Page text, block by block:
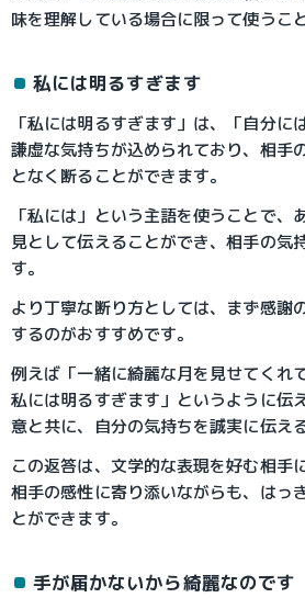
味を理解している場合に限って使うこ
私には明るすぎます
「私には明るすぎます」は、「自分に
謙虚な気持ちが込められており、相手
となく断ることができます。
「私には」という主語を使うことで、
見として伝えることができ、相手の気
す。
より丁寧な断り方としては、まず感謝
するのがおすすめです。
例えば「一緒に綺麗な月を見せてくれ
私には明るすぎます」というように伝
意と共に、自分の気持ちを誠実に伝え
この返答は、文学的な表現を好む相手
相手の感性に寄り添いながらも、はっ
とができます。
手が届かないから綺麗なのです